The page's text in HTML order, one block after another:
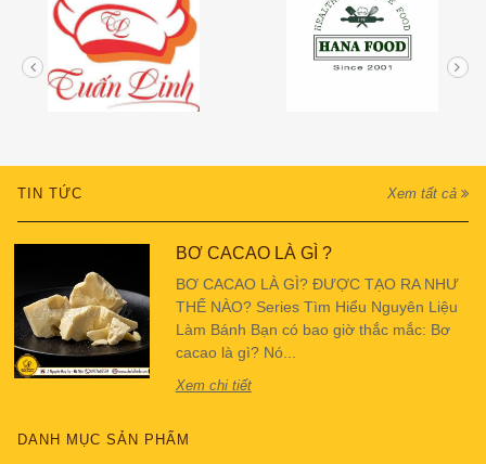
TIN TỨC Xem tất cả
BƠ CACAO LÀ GÌ ?
BƠ CACAO LÀ GÌ? ĐƯỢC TẠO RA NHƯ
THẾ NÀO? Series Tìm Hiểu Nguyên Liệu
Làm Bánh Bạn có bao giờ thắc mắc: Bơ
cacao là gì? Nó...
Xem chi tiết
DANH MỤC SẢN PHẨM